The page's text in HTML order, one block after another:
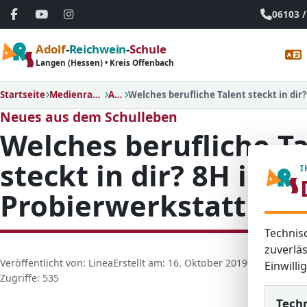
06103
Adolf-Reichwein-Schule
Langen (Hessen) • Kreis Offenbach
Startseite Medienraum Alle
Neues aus dem Schulleben
Welches berufliche
steckt in dir? 8H in
Probierwerkstatt in
D
e
Veröffentlicht von: LineaErstellt am: 16. Oktober 2019 Letzte
Zugriffe: 535